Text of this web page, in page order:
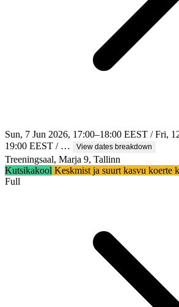
Sun, 7 Jun 2026, 17:00–18:00 EEST / Fri,
19:00 EEST / …
View dates breakdown
Treeningsaal, Marja 9, Tallinn
Kutsikakool Keskmist ja suurt kasvu koerte
Full